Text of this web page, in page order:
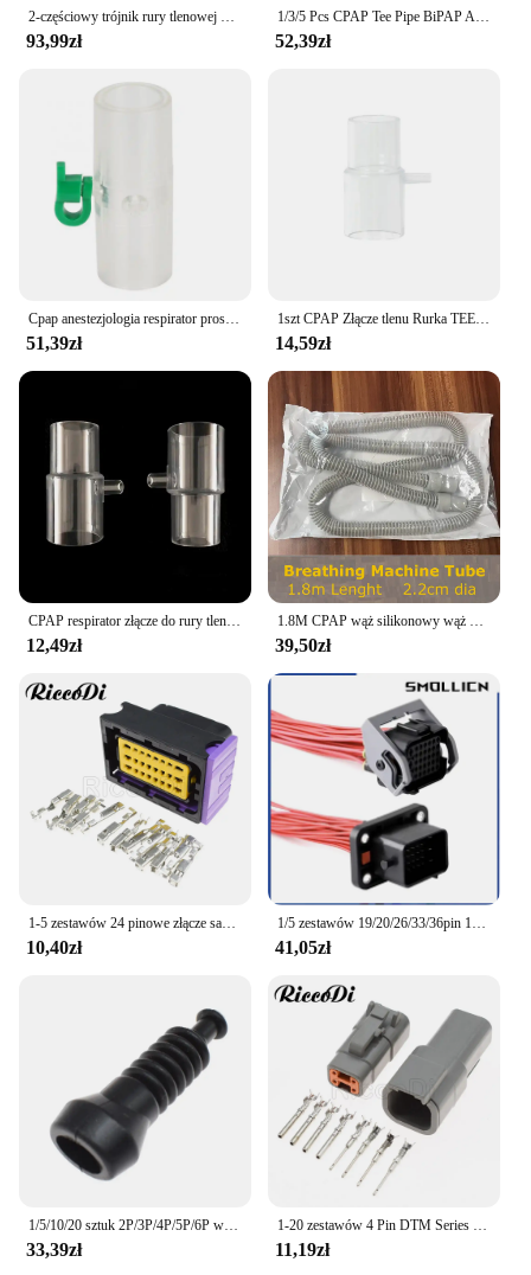
2-częściowy trójnik rury tlenowej do respiratora Maska CPAP i złącze generatora tlenu bez nasadki
93,99zł
1/3/5 Pcs CPAP Tee Pipe BiPAP Adapter Connector Oxygen Supplies For Machine Mask Tube Akcesoria do bezdechu sennego Przeciw chrapaniu
52,39zł
Cpap anestezjologia respirator prosta trójdrożna rurka do oddychania w kształcie litery L złącze Philips V60 złącze proste z tlenem
51,39zł
1szt CPAP Złącze tlenu Rurka TEE Generator tlenu Maska nosowa Złącze maski CPAP Przeciw chrapaniu Maska oddechowa Akcesoria
14,59zł
12,49zł 39,50zł
10,40zł 41,05zł
33,39zł 11,19zł